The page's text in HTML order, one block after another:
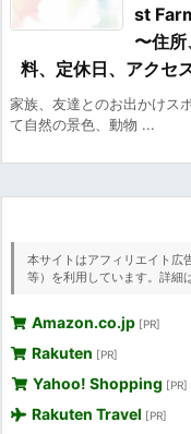
st
〜住
料、定休日、アクセ
家族、友達とのお出かけス
て自然の景色、動物 ...
本サイトはアフィリエイト広
等）を利用しています。詳細
Amazon.co.jp [PR]
Rakuten [PR]
Yahoo! Shopping [PR]
Rakuten Travel [PR]